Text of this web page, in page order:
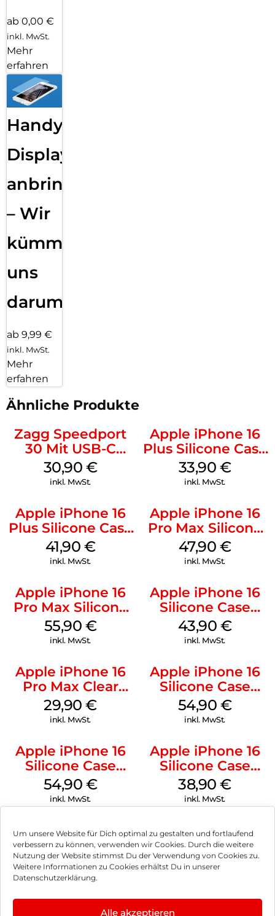
Um unsere Website für Dich optimal zu gestalten und fortlaufend
verbessern zu können, verwenden wir Cookies. Durch die weitere
Nutzung der Website stimmst Du der Verwendung von Cookies zu.
Weitere Informationen zu Cookies erhältst Du in unserer
Datenschutzerklärung.
Alle akzeptieren
ab 0,00 €
inkl. MwSt.
Mehr
erfahren
Handy
Displayfolie
anbringen
– Wir
kümmern
uns
darum!
ab 9,99 €
inkl. MwSt.
Mehr
erfahren
Ähnliche Produkte
Zagg Speedport
30 Mit USB-C
Kabel Weiß
30,90 €
inkl. MwSt.
Apple iPhone 16
Plus Silicone Case
MagSafe Lake
Green
33,90 €
inkl. MwSt.
Apple iPhone 16
Plus Silicone Case
MagSafe Stone
Gray
41,90 €
inkl. MwSt.
Apple iPhone 16
Pro Max Silicone
Case MagSafe
Black
47,90 €
inkl. MwSt.
Apple iPhone 16
Pro Max Silicone
Case MagSafe
Stone Gray
55,90 €
inkl. MwSt.
Apple iPhone 16
Silicone Case
MagSafe Plum
43,90 €
inkl. MwSt.
Apple iPhone 16
Pro Max Clear
Case MagSafe
Transparent
29,90€
inkl. MwSt.
Apple iPhone 16
Silicone Case
MagSafe Lake
Green
54,90 €
inkl. MwSt.
Apple iPhone 16
Silicone Case
MagSafe Black
54,90 €
inkl. MwSt.
Apple iPhone 16
Silicone Case
MagSafe
Ultramarine
38,90€
inkl. MwSt.
Impressum